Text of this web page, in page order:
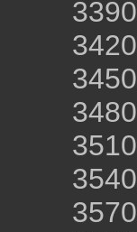
3390
3420
3450
3480
3510
3540
3570